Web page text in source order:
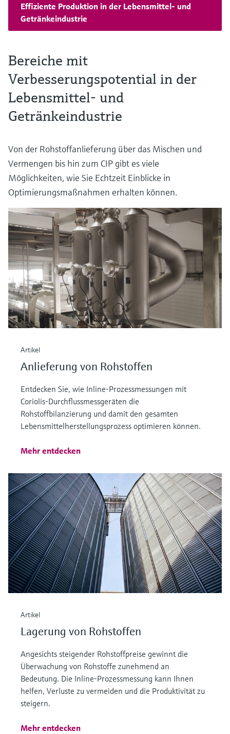
Effiziente Produktion in der Lebensmittel- und
Getränkeindustrie
Bereiche mit
Verbesserungspotential in der
Lebensmittel- und
Getränkeindustrie
Von der Rohstoffanlieferung über das Mischen und
Vermengen bis hin zum CIP gibt es viele
Möglichkeiten, wie Sie Echtzeit Einblicke in
Optimierungsmaßnahmen erhalten können.
Artikel
Anlieferung von Rohstoffen
Entdecken Sie, wie Inline-Prozessmessungen mit
Coriolis-Durchflussmessgeräten die
Rohstoffbilanzierung und damit den gesamten
Lebensmittelherstellungsprozess optimieren können.
Mehr entdecken
Artikel
Lagerung von Rohstoffen
Angesichts steigender Rohstoffpreise gewinnt die
Überwachung von Rohstoffe zunehmend an
Bedeutung. Die Inline-Prozessmessung kann Ihnen
helfen, Verluste zu vermeiden und die Produktivität zu
steigern.
Mehr entdecken